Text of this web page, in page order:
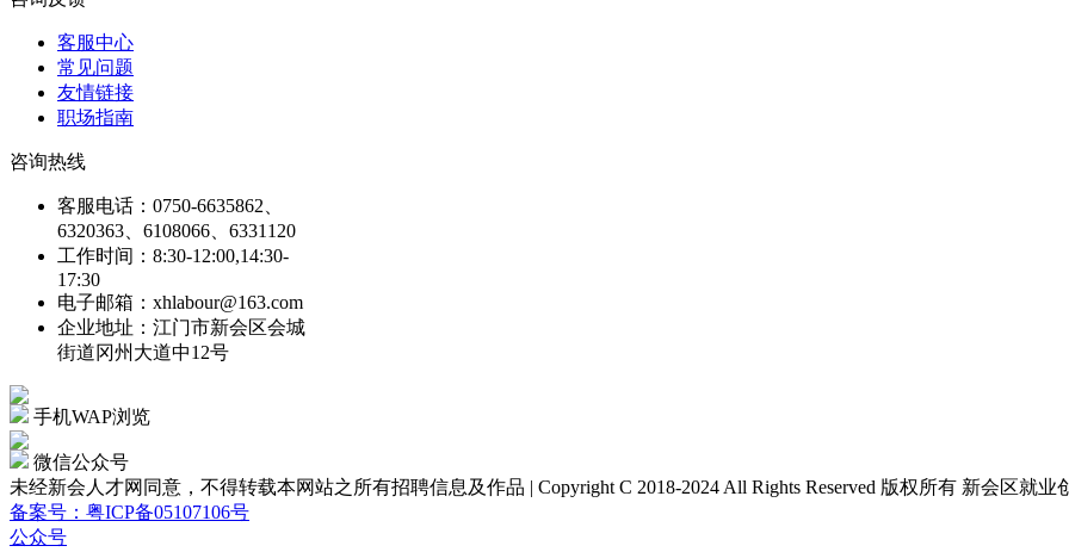
客服中心
常见问题
友情链接
职场指南
咨询热线
客服电话：0750-6635862、
6320363、6108066、6331120
工作时间：8:30-12:00,14:30-
17:30
电子邮箱：xhlabour@163.com
企业地址：江门市新会区会城
街道冈州大道中12号
手机WAP浏览
微信公众号
未经新会人才网同意，不得转载本网站之所有招聘信息及作品 | Copyright C 2018-2024 All Rights Reserved 版权所有 新会区就业
备案号：粤ICP备05107106号
公众号